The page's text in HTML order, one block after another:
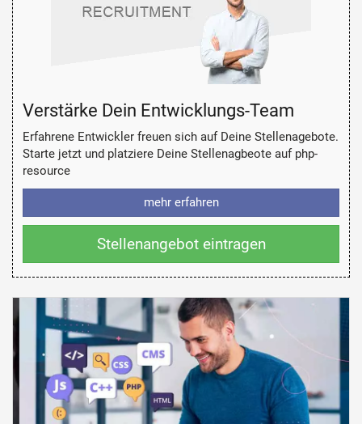
Verstärke Dein Entwicklungs-Team
Erfahrene Entwickler freuen sich auf Deine Stellenagebote.
Starte jetzt und platziere Deine Stellenagbeote auf php-
resource
mehr erfahren
Stellenangebot eintragen